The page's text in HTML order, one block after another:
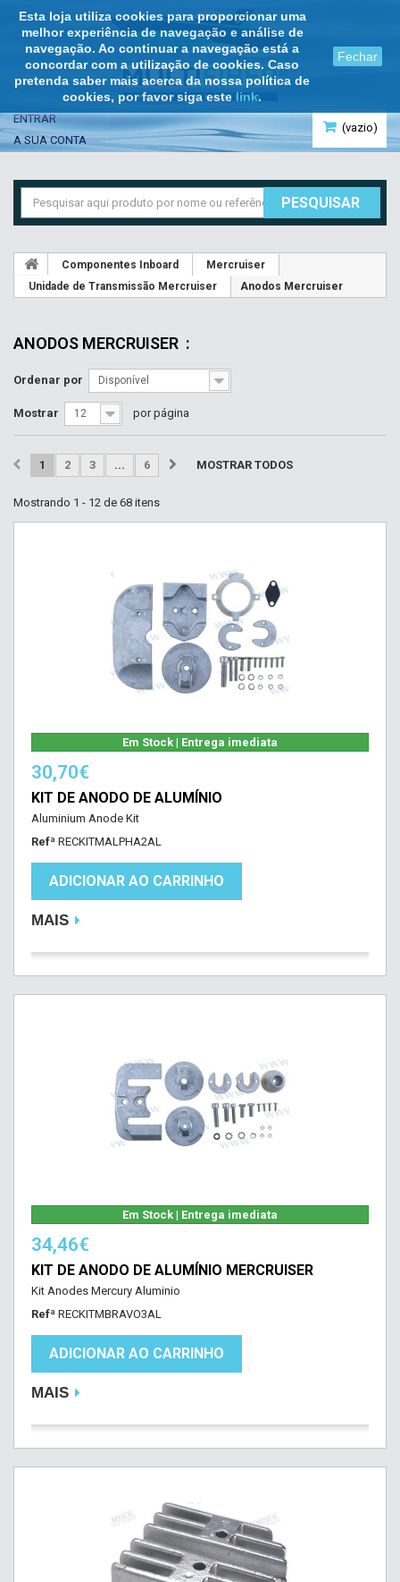
Esta loja utiliza cookies para proporcionar uma
melhor experiência de navegação e análise de
navegação. Ao continuar a navegação está a
concordar com a utilização de cookies. Caso
pretenda saber mais acerca da nossa política de
cookies, por favor siga este link.
Fechar
(vazio)
ENTRAR
A SUA CONTA
PESQUISAR
Componentes Inboard
Mercruiser
Unidade de Transmissão Mercruiser
Anodos Mercruiser
ANODOS MERCRUISER :
Ordenar por Disponível
Mostrar 12 por página
MOSTRAR TODOS
1 2 3 ... 6
Mostrando 1 - 12 de 68 itens
Em Stock | Entrega imediata
30,70€
KIT DE ANODO DE ALUMÍNIO
Aluminium Anode Kit
Refª RECKITMALPHA2AL
ADICIONAR AO CARRINHO
MAIS
Em Stock | Entrega imediata
34,46€
KIT DE ANODO DE ALUMÍNIO MERCRUISER
Kit Anodes Mercury Aluminio
Refª RECKITMBRAVO3AL
ADICIONAR AO CARRINHO
MAIS